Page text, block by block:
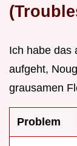
Ich habe das
aufgeht,
grausamen
Problem